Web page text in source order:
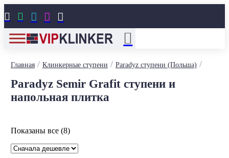
    
Главная/ Клинкерные ступени / Paradyz ступени (Польша) /
Paradyz Semir Grafit ступени и
напольная плитка
Показаны все (8)Цены:
возрастанию